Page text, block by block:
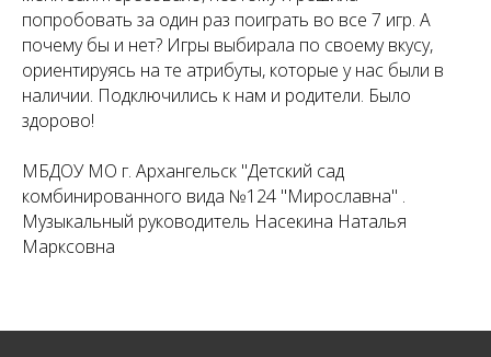
попробовать за один раз поиграть во все 7 игр. А
почему бы и нет? Игры выбирала по своему вкусу,
ориентируясь на те атрибуты, которые у нас были в
наличии. Подключились к нам и родители. Было
здорово!
МБДОУ МО г. Архангельск "Детский сад
комбинированного вида №124 "Мирославна" .
Музыкальный руководитель Насекина Наталья
Марксовна